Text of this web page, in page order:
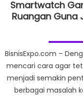
Smartwatch
Ruangan Guna
BisnisExpo.com –
mencari cara agar
menjadi semakin
berbagai masalah